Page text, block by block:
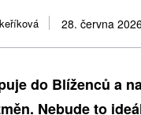
28. června
do Blíženců a
Nebude to